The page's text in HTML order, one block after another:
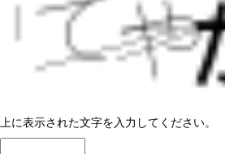
上に表示された文字を入力してください。